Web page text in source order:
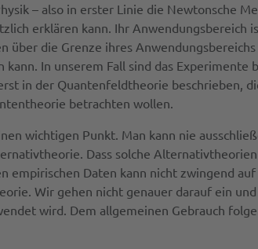
– also in erster Linie die Newtonsche
erklären kann. Ihr Anwendungsbereich
über die Grenze ihres
In unserem Fall sind das
in der Quantenfeldtheorie beschrieben,
betrachten wollen.
wichtigen Punkt. Man kann nie
Dass solche
Daten kann nicht zwingend
Wir gehen nicht genauer darauf ein
wird. Dem allgemeinen Gebrauch